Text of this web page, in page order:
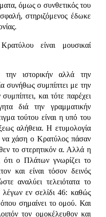
όμως ο συνθετικός του
στηριζόμενος έδωκε
είναι μουσικαί
ιστορικήν αλλά την
συνήθως συμπίπτει με την
και τότε παρέχει
διά την γραμματικήν
τούτου είναι η υπό του
αλήθεια. Η ετυμολογία
να χάση ο Κρατύλος πάσαν
το στερητικόν α. Αλλά η
ότι ο Πλάτων γνωρίζει το
και είναι τόσον δεινός
αναλύει τελειότατα το
λέγων εν σελίδι 46: καθώς
όπου σημαίνει το ομού. Και
τον ομοκέλευθον και